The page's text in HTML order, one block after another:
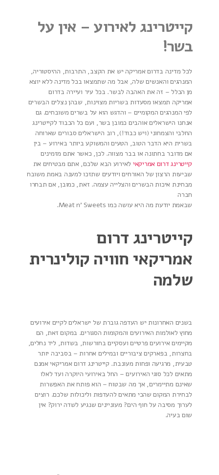
קייטרינג לאירוע – אין על
בשר!
לכל מדינה בדרום אמריקה יש את הקצב, התרבות, ההיסטוריה,
המנהגים והאנשים שלה, אבל מה שתמצאו בכל מדינה ללא יוצא
מן הכלל – זה את האהבה לבשר. בכל עיר ועיירה בדרום
אמריקה תמצאו מסעדות בשריות מצוינות, שבהן נצלים הבשרים
לפי המנהגים המקומיים – והדגש הוא על בשרים משובחים. גם
אנחנו הישראלים אוהבים כמובן בשר, ועם כל הכבוד לקייטרינג
החלבי והצמחוני (ויש כבוד!), רוב הישראלים סבורים שארוחה
בשרית היא הדבר הטוב, הטעים והמשוקע ביותר באירוע – בין
אם מדובר בחתונה או בבר מצווה. לכן, כאשר אתם מזמינים
קייטרינג דרום אמריקאי לאירוע הבא שלכם, אתם מבטיחים את
שביעות הרצון של האורחים ויודעים שתזכו למענה באמת משובח
מבחינת איכות הבשרים והצלייה עצמה. זאת, כמובן, אם תבחרו
חברה
שבאמת יודעת מה היא עושה כמו Meat n' Sweets
.
קייטרינג דרום
אמריקאי חוויה קולינרית
שלמה
בשנים האחרונות יש העדפה גוברת של ישראלים לקיים אירועים
מחוץ לאולמות האירועים והמקומות הסגורים. במקום זאת, הם
מקיימים אירועים פרטיים ועסקיים בחורשות, בשדות, ליד נחלים,
בחצרות, בפארקים ציבוריים ובמילים אחרות – בסביבה יותר
טבעית, מרגיעה ופחות מעונבת. קייטרינג דרום אמריקאי אמנם
מתאים לכל סוגי האירועים – החל באירועי היוקרה ועד לאלו
שאינם מתיימרים, אך מה שבטוח – הוא פותח את האפשרות
לבחירת המקום שהכי מתאים להעדפות וליכולות שלכם. רוצים
לערוך מסיבה על חוף הים? מעוניינים שנגיע לשדה ירוק? אין
שום בעיה.